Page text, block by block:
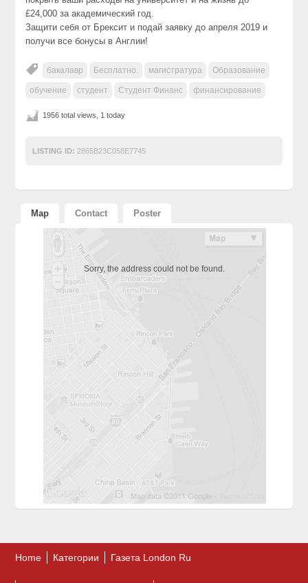
£24,000 за академический год.
Защити себя от Брексит и подай заявку до апреля 2019 и
получи все бонусы в Англии!
бакалавр Бесплатно. магистратура Образование
обучение студент Студент Финанс финансирование
1956 total views, 1 today
LISTING ID: 2865B23C058E7745
Map Contact Poster
Sorry, the address could not be found.
Home Категории Газета London Ru